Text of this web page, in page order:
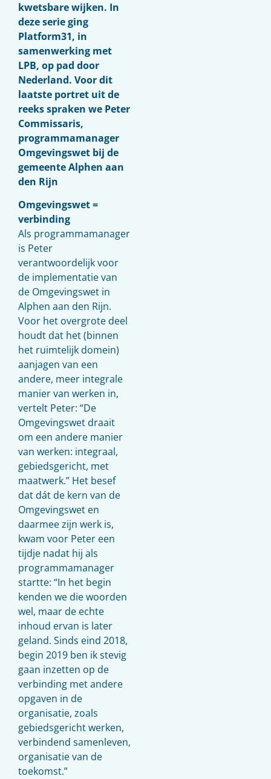
kwetsbare wijken. In
deze serie ging
Platform31, in
samenwerking met
LPB, op pad door
Nederland. Voor dit
laatste portret uit de
reeks spraken we Peter
Commissaris,
programmamanager
Omgevingswet bij de
gemeente Alphen aan
den Rijn
Omgevingswet =
verbinding
Als programmamanager
is Peter
verantwoordelijk voor
de implementatie van
de Omgevingswet in
Alphen aan den Rijn.
Voor het overgrote deel
houdt dat het (binnen
het ruimtelijk domein)
aanjagen van een
andere, meer integrale
manier van werken in,
vertelt Peter: “De
Omgevingswet draait
om een andere manier
van werken: integraal,
gebiedsgericht, met
maatwerk.” Het besef
dat dát de kern van de
Omgevingswet en
daarmee zijn werk is,
kwam voor Peter een
tijdje nadat hij als
programmamanager
startte: “In het begin
kenden we die woorden
wel, maar de echte
inhoud ervan is later
geland. Sinds eind 2018,
begin 2019 ben ik stevig
gaan inzetten op de
verbinding met andere
opgaven in de
organisatie, zoals
gebiedsgericht werken,
verbindend samenleven,
organisatie van de
toekomst.”